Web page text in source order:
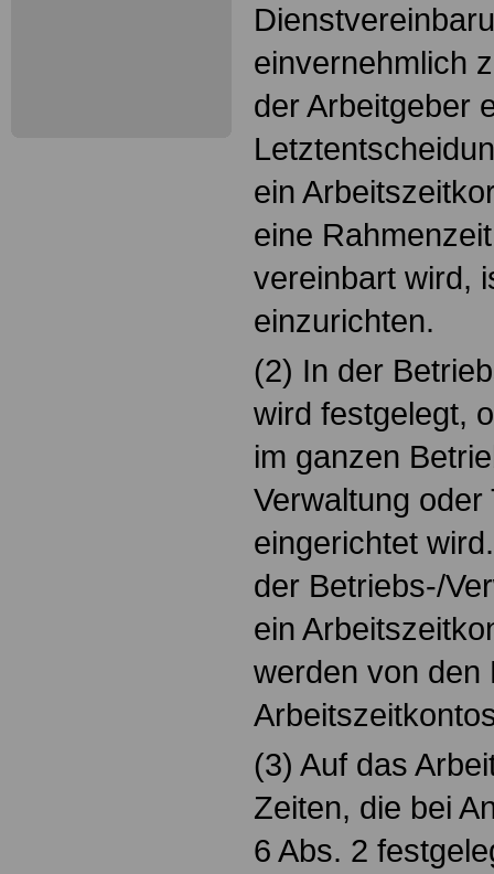
einvernehmlich
der Arbeitgeber
ein
eine
vereinbart wird,
einzurichten.
(2) In der
wird festgelegt,
im ganzen
Verwaltung oder
eingerichtet
der Betriebs-/
ein
werden von den
(3) Auf das
Zeiten, die bei
6 Abs. 2